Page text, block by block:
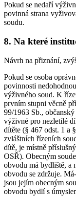
Pokud se nedaří
povinná strana
soudu.
8. Na které
Návrh na přiznání,
Pokud se osoba
povinnosti
výživného soud. K
prvním stupni věcně
99/1963 Sb.,
výživné pro nezletilé
dítěte (§ 467 odst. 1 a
zvláštních řízeních
dítě, je místně
OSŘ). Obecným
obvodu má bydliště, a
obvodu se zdržuje.
jsou jejím obecným
obvodu bydlí s